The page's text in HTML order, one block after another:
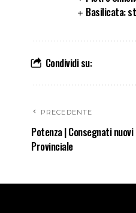
Basilicata:
Condividi su:
PRECEDENTE
Potenza | Consegnati
Provinciale